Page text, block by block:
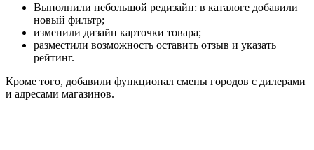
Выполнили небольшой редизайн: в каталоге добавили
новый фильтр;
изменили дизайн карточки товара;
разместили возможность оставить отзыв и указать
рейтинг.
Кроме того, добавили функционал смены городов с дилерами
и адресами магазинов.